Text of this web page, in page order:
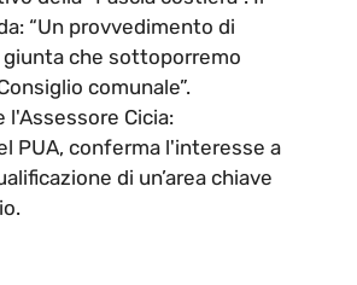
“Un provvedimento di
che sottoporremo
comunale”.
Cicia:
PUA, conferma l'interesse a
di un’area chiave